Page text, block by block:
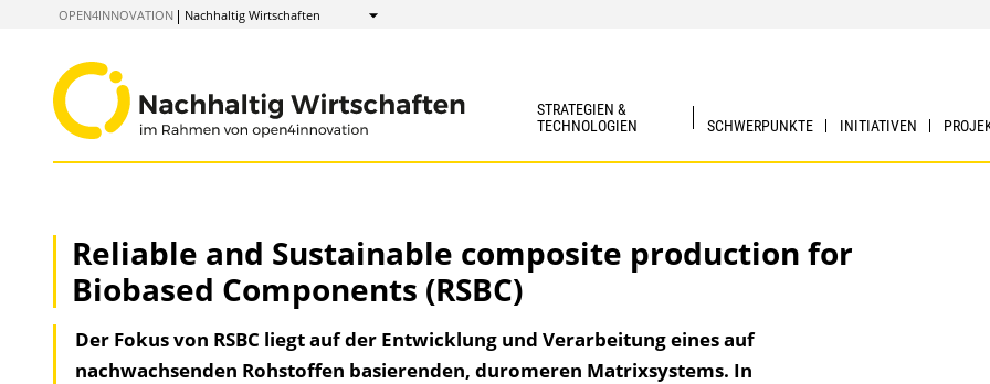
OPEN4INNOVATION Nachhaltig Wirtschaften
Anzeigen
STRATEGIEN &
TECHNOLOGIEN
SCHWERPUNKTE INITIATIVEN
Reliable and Sustainable composite production for
Biobased Components (RSBC)
Der Fokus von RSBC liegt auf der Entwicklung und Verarbeitung eines auf
nachwachsenden Rohstoffen basierenden, duromeren Matrixsystems. In